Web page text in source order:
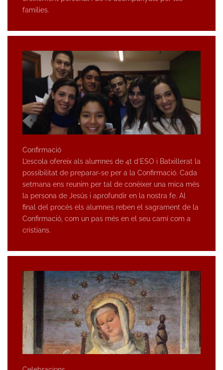
famílies.
Confirmació
L’escola ofereix als alumnes de 4t d’ESO i Batxillerat la
possibilitat de preparar-se per a la Confirmació. Cada
setmana ens reunim per tal de conèixer una mica més
la persona de Jesús i aprofundir en la nostra fe. Al
final del procés els alumnes reben el sagrament de la
Confirmació, com un pas més en el seu camí com a
cristians.